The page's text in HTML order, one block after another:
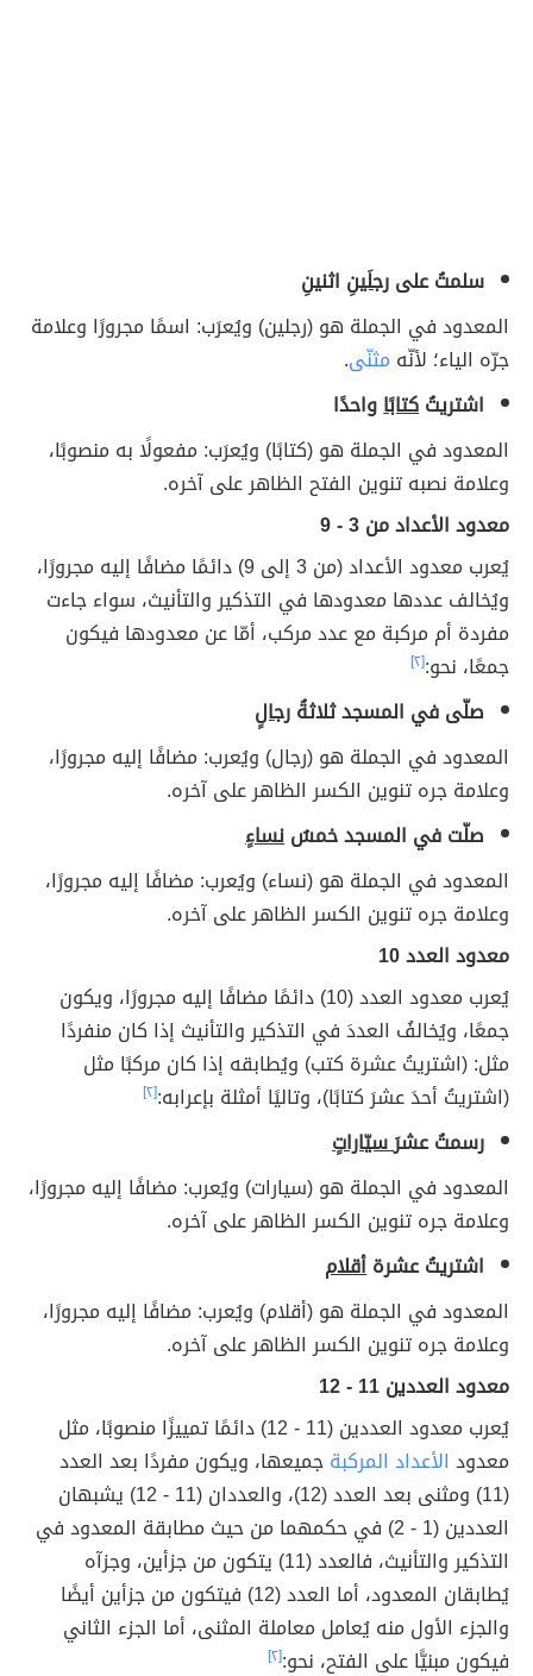
سلمتُ علىرجلَينِ اثنينِ
المعدود في الجملة هو (رجلين) ويُعرَب: اسمًا مجرورًا وعلامة
جرّه الياء؛ لأنّه مثنّى.
اشتريتُكتابًاواحدًا
المعدود في الجملة هو (كتابًا) ويُعرَب: مفعولًا به منصوبًا،
وعلامة نصبه تنوين الفتح الظاهر على آخره.
معدود الأعداد من 3 - 9
يُعرب معدود الأعداد (من 3 إلى 9) دائمًا مضافًا إليه مجرورًا،
ويُخالف عددها معدودها في التذكير والتأنيث، سواء جاءت
مفردة أم مركبة مع عدد مركب، أمّا عن معدودها فيكون
جمعًا، نحو:[٢]
صلّى في المسجد ثلاثةُرجالٍ
المعدود في الجملة هو (رجال) ويُعرب: مضافًا إليه مجرورًا،
وعلامة جره تنوين الكسر الظاهر على آخره.
صلّت في المسجد خمسُنساءٍ
المعدود في الجملة هو (نساء) ويُعرب: مضافًا إليه مجرورًا،
وعلامة جره تنوين الكسر الظاهر على آخره.
معدود العدد 10
يُعرب معدود العدد (10) دائمًا مضافًا إليه مجرورًا، ويكون
جمعًا، ويُخالفُ العددَ في التذكير والتأنيث إذا كان منفردًا
مثل: (اشتريتُ عشرة كتب) ويُطابقه إذا كان مركبًا مثل
(اشتريتُ أحدَ عشرَ كتابًا)، وتاليًا أمثلة بإعرابه:[٢]
رسمتُ عشرَسيّاراتٍ
المعدود في الجملة هو (سيارات) ويُعرب: مضافًا إليه مجرورًا،
وعلامة جره تنوين الكسر الظاهر على آخره.
اشتريتُ عشرةأقلام
المعدود في الجملة هو (أقلام) ويُعرب: مضافًا إليه مجرورًا،
وعلامة جره تنوين الكسر الظاهر على آخره.
معدود العددين 11 - 12
يُعرب معدود العددين (11 - 12) دائمًا تمييزًا منصوبًا، مثل
معدود الأعداد المركبةجميعها، ويكون مفردًا بعد العدد
(11) ومثنى بعد العدد (12)، والعددان (11 - 12) يشبهان
العددين (1 - 2) في حكمهما من حيث مطابقة المعدود في
التذكير والتأنيث، فالعدد (11) يتكون من جزأين، وجزآه
يُطابقان المعدود، أما العدد (12) فيتكون من جزأين أيضًا
والجزء الأول منه يُعامل معاملة المثنى، أما الجزء الثاني
فيكون مبنيًّا على الفتح، نحو:[٢]